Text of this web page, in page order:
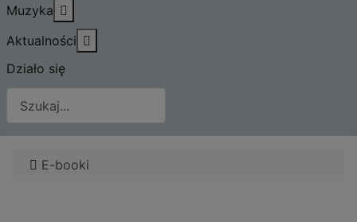
Muzyka
Aktualności
Działo się
E-booki